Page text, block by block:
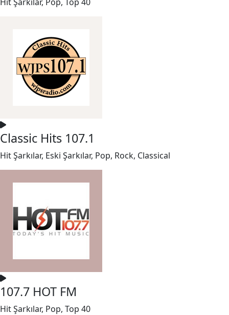
Classic Hits 107.1
Hit Şarkılar, Eski Şarkılar, Pop, Rock, Classical
107.7 HOT FM
Hit Şarkılar, Pop, Top 40